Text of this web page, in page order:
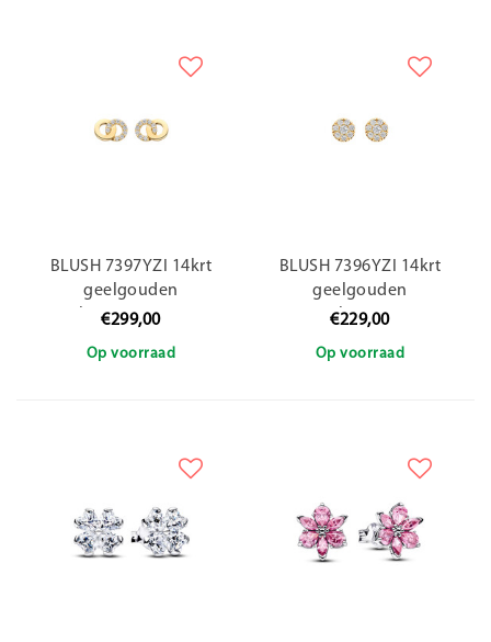
BLUSH 7397YZI 14krt
geelgouden
oorknoppen, 2 open
€299,00
Op voorraad
BLUSH 7396YZI 14krt
geelgouden
oorknoppen
€229,00
Op voorraad